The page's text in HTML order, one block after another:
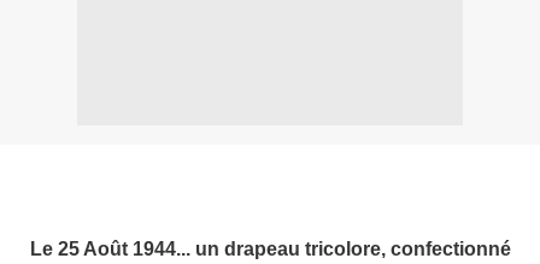
Le 25 Août 1944... un drapeau tricolore, confectionné